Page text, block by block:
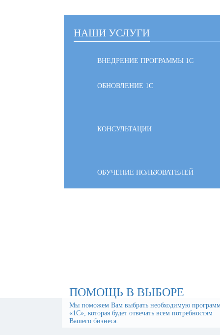
НАШИ УСЛУГИ
ВНЕДРЕНИЕ ПРОГРАММЫ 1С
ОБНОВЛЕНИЕ 1С
КОНСУЛЬТАЦИИ
ОБУЧЕНИЕ ПОЛЬЗОВАТЕЛЕЙ
ПОМОЩЬ В ВЫБОРЕ
Мы поможем Вам выбрать необходимую
«1С», которая будет отвечать всем потребностям
Вашего бизнеса.